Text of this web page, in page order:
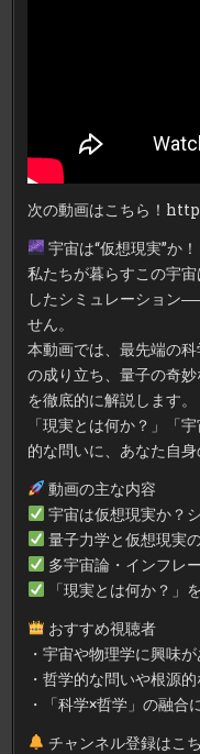
次の動画はこちら！
宇宙は“仮想現実”か
私たちが暮らすこの宇
したシミュレーション
せん。
本動画では、最先端の
の成り立ち、量子の奇
を徹底的に解説します。
「現実とは何か？」「
的な問いに、あなた自
動画の主な内容
宇宙は仮想現実か？
量子力学と仮想現実
多宇宙論・インフレ
「現実とは何か？」
おすすめ視聴者
・宇宙や物理学に興味
・哲学的な問いや根源
・「科学×哲学」の融合
チャンネル登録はこ